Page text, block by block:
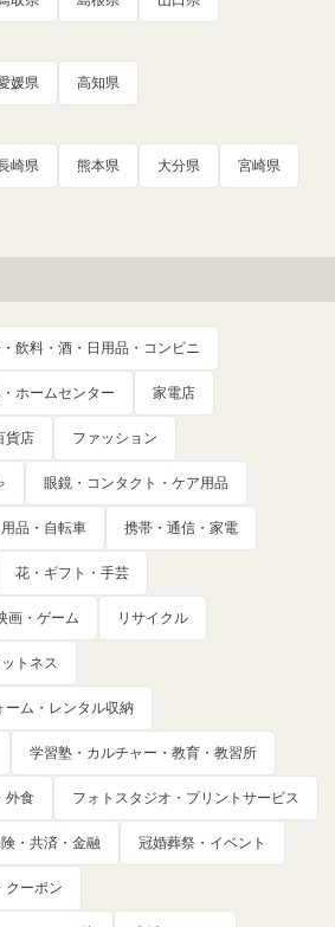
媛県 高知県
崎県 熊本県 大分県 宮崎県
飲料・酒・日用品・コンビニ
ホームセンター 家電店
貨店 ファッション
眼鏡・コンタクト・ケア用品
品・自転車 携帯・通信・家電
花・ギフト・手芸
画・ゲーム リサイクル
トネス
ーム・レンタル収納
学習塾・カルチャー・教育・教習所
外食 フォトスタジオ・プリントサービス
・共済・金融 冠婚葬祭・イベント
クーポン